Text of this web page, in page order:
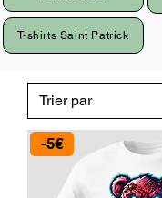
T-shirts Saint Patrick
-5€